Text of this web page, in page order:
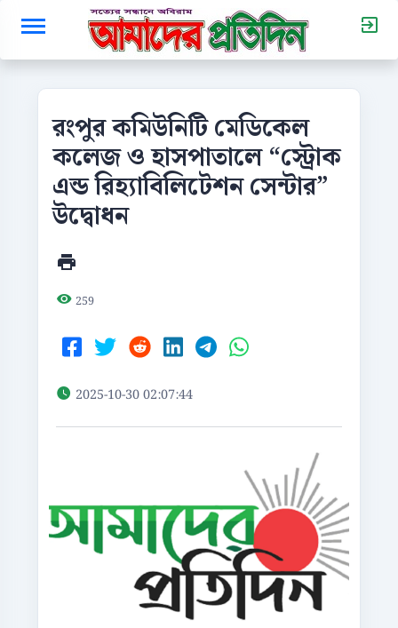
রংপুর কমিউনিটি মেডিকেল
কলেজ ও হাসপাতালে “স্ট্রোক
এন্ড রিহ্যাবিলিটেশন সেন্টার”
উদ্বোধন
259
2025-10-30 02:07:44